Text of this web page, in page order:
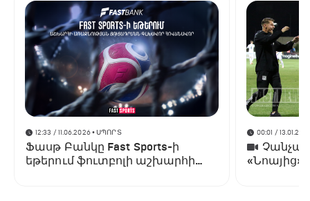
12:33 / 11.06.2026• ՍՊՈՐՏ
Ֆասթ Բանկը Fast Sports-ի
եթերում ֆուտբոլի աշխարհի
00:01 /
«Նոայից»